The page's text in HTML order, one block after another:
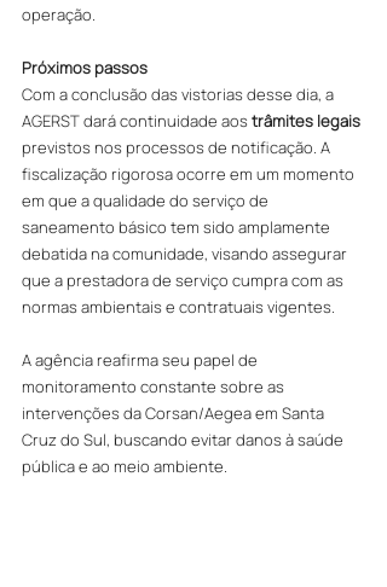
operação.
Próximos passos
Com a conclusão das vistorias desse dia, a
AGERST dará continuidade aos trâmites legais
previstos nos processos de notificação. A
fiscalização rigorosa ocorre em um momento
em que a qualidade do serviço de
saneamento básico tem sido amplamente
debatida na comunidade, visando assegurar
que a prestadora de serviço cumpra com as
normas ambientais e contratuais vigentes.
A agência reafirma seu papel de
monitoramento constante sobre as
intervenções da Corsan/Aegea em Santa
Cruz do Sul, buscando evitar danos à saúde
pública e ao meio ambiente.